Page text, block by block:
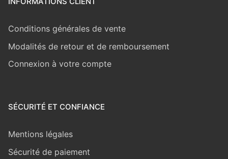
Conditions générales de vente
Modalités de retour et de remboursement
Connexion à votre compte
SÉCURITÉ ET CONFIANCE
Mentions légales
Sécurité de paiement